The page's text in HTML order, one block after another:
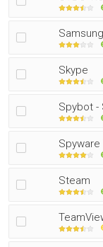
Skype
Spybot -
Steam